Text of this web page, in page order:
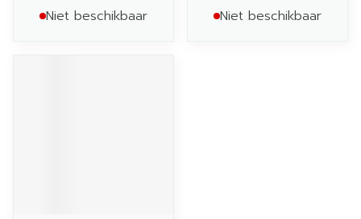
Niet beschikbaar Niet beschikbaar